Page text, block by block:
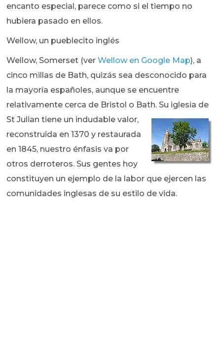
encanto especial, parece como si el tiempo no
hubiera pasado en ellos.
Wellow, un pueblecito inglés
Wellow, Somerset (verWellow en Google Map), a
cinco millas de Bath, quizás sea desconocido para
la mayoría españoles, aunque se encuentre
relativamente cerca de Bristol o Bath. Su iglesia de
St Julian tiene un indudable valor,
reconstruida en 1370 y restaurada
en 1845, nuestro énfasis va por
otros derroteros. Sus gentes hoy
constituyen un ejemplo de la labor que ejercen las
comunidades inglesas de su estilo de vida.